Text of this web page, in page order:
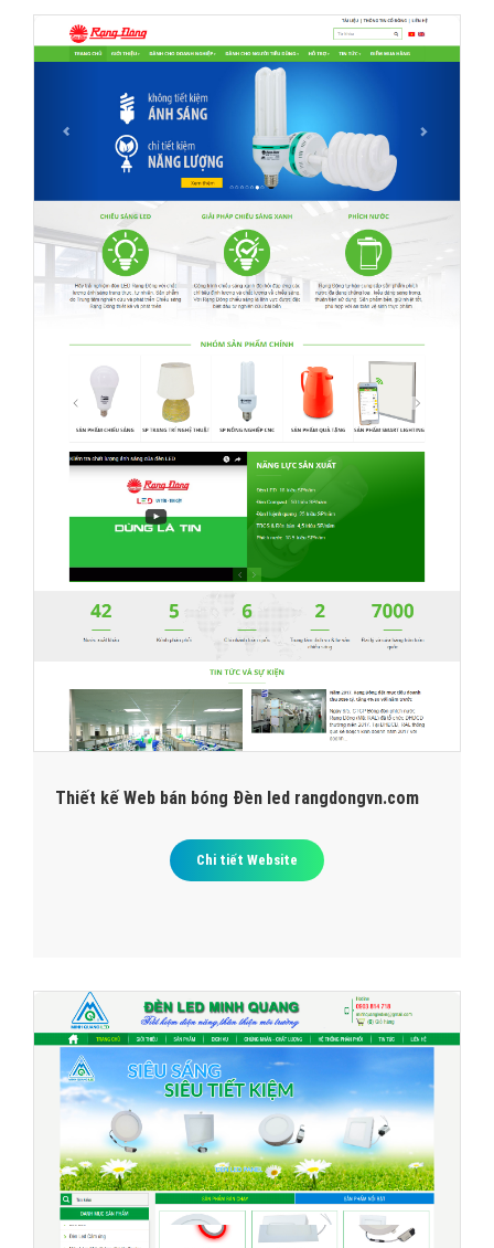
Thiết kế Web bán bóng Đèn led rangdongvn.com
Chi tiết Website